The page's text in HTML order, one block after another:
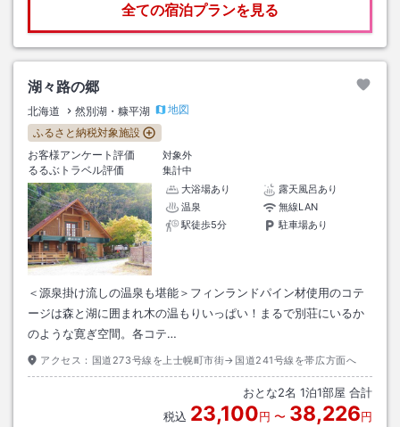
全ての宿泊プランを見る
湖々路の郷
北海道 然別湖・糠平湖
地図
ふるさと納税対象施設
お客様アンケート評価
対象外
るるぶトラベル評価
集計中
大浴場あり
露天風呂あり
温泉
無線LAN
駅徒歩5分
駐車場あり
＜源泉掛け流しの温泉も堪能＞フィンランドパイン材使用のコテ
ージは森と湖に囲まれ木の温もりいっぱい！まるで別荘にいるか
のような寛ぎ空間。各コテ…
アクセス： 国道273号線を上士幌町市街→国道241号線を帯広方面へ
おとな2名 1泊1部屋 合計
税込 23,100円 〜 38,226円